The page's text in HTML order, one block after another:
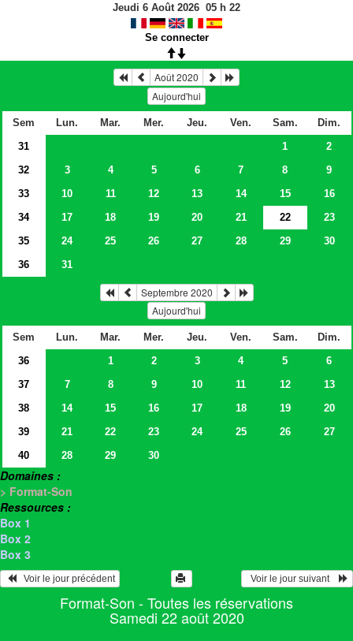
Jeudi 6 Août 2026 05 h 22
Se connecter
Août 2020
Aujourd'hui
Sem Lun. Mar. Mer. Jeu. Ven. Sam.
Dim.
31
1
2
32
3 4 5 6 7 8
9
33
10 11 12 13 14 15
16
34
17 18 19 20 21 22
23
35
24 25 26 27 28 29
30
36
31
Septembre 2020
Aujourd'hui
Sem Lun. Mar. Mer. Jeu. Ven. Sam.
Dim.
36
1 2 3 4 5
6
37
7 8 9 10 11 12
13
38
14 15 16 17 18 19
20
39
21 22 23 24 25 26
27
40
28 29 30
Domaines :
> Format-Son
Ressources :
Box 1
Box 2
Box 3
   Voir le jour précédent
  Voir le jour suivant
Format-Son - Toutes les réservations
Samedi 22 août 2020